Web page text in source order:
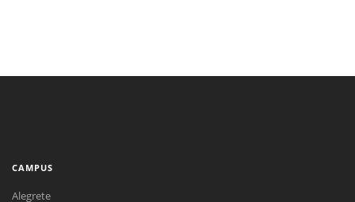
CAMPUS
Alegrete